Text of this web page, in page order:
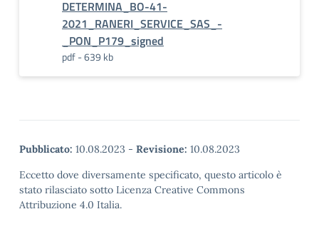
DETERMINA_BO-41-
2021_RANERI_SERVICE_SAS_-
_PON_P179_signed
pdf - 639 kb
Pubblicato: 10.08.2023 - Revisione: 10.08.2023
Eccetto dove diversamente specificato, questo articolo è
stato rilasciato sotto Licenza Creative Commons
Attribuzione 4.0 Italia.